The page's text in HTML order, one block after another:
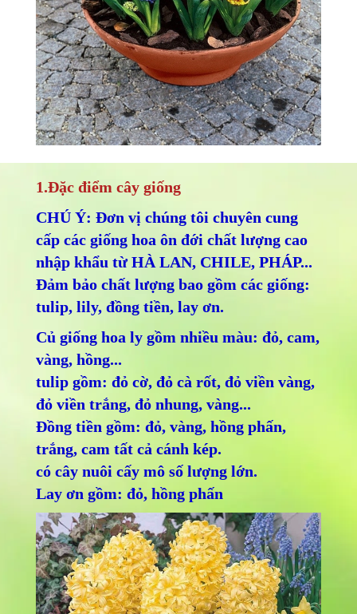
1.Đặc điểm cây giống
CHÚ Ý: Đơn vị chúng tôi chuyên cung
cấp các giống hoa ôn đới chất lượng cao
nhập khẩu từ HÀ LAN, CHILE, PHÁP...
Đảm bảo chất lượng bao gồm các giống:
tulip, lily, đồng tiền, lay ơn.
Củ giống hoa ly gồm nhiều màu: đỏ, cam,
vàng, hồng...
tulip gồm: đỏ cờ, đỏ cà rốt, đỏ viền vàng,
đỏ viền trắng, đỏ nhung, vàng...
Đồng tiền gồm: đỏ, vàng, hồng phấn,
trắng, cam tất cả cánh kép.
có cây nuôi cấy mô số lượng lớn.
Lay ơn gồm: đỏ, hồng phấn